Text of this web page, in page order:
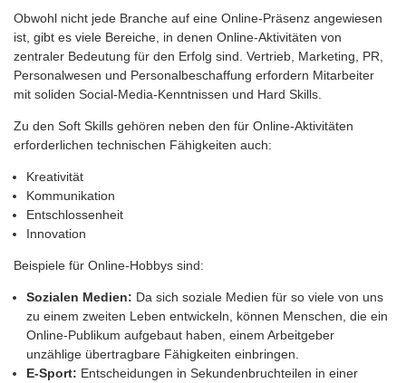
Obwohl nicht jede Branche auf eine Online-Präsenz angewiesen
ist, gibt es viele Bereiche, in denen Online-Aktivitäten von
zentraler Bedeutung für den Erfolg sind. Vertrieb, Marketing, PR,
Personalwesen und Personalbeschaffung erfordern Mitarbeiter
mit soliden Social-Media-Kenntnissen und Hard Skills.
Zu den Soft Skills gehören neben den für Online-Aktivitäten
erforderlichen technischen Fähigkeiten auch:
Kreativität
Kommunikation
Entschlossenheit
Innovation
Beispiele für Online-Hobbys sind:
Sozialen Medien: Da sich soziale Medien für so viele von uns
zu einem zweiten Leben entwickeln, können Menschen, die ein
Online-Publikum aufgebaut haben, einem Arbeitgeber
unzählige übertragbare Fähigkeiten einbringen.
E-Sport: Entscheidungen in Sekundenbruchteilen in einer